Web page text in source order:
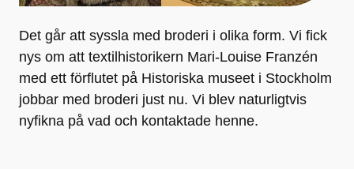
Det går att syssla med broderi i olika form. Vi fick
nys om att textilhistorikern Mari-Louise Franzén
med ett förflutet på Historiska museet i Stockholm
jobbar med broderi just nu. Vi blev naturligtvis
nyfikna på vad och kontaktade henne.